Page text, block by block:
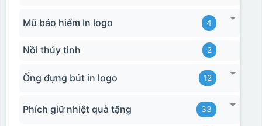
Decal được in xong, sẽ có 1 nền vàng phía dưới
Mũ bảo hiểm In logo 4
Nồi thủy tinh 2
Ống đựng bút in logo 12
Phích giữ nhiệt quà tặng 33